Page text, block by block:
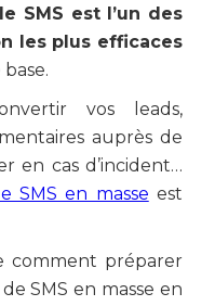
le SMS est l’un des
les plus efficaces
vos leads,
auprès de
en cas d’incident…
SMS en masse est
comment préparer
SMS en masse en